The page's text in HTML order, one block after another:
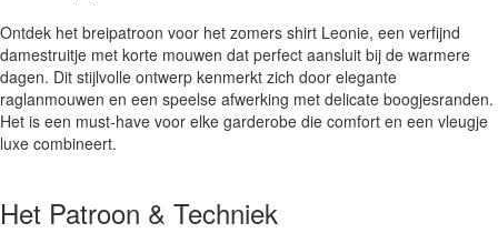
Ontdek het breipatroon voor het zomers shirt Leonie, een verfijnd
damestruitje met korte mouwen dat perfect aansluit bij de warmere
dagen. Dit stijlvolle ontwerp kenmerkt zich door elegante
raglanmouwen en een speelse afwerking met delicate boogjesranden.
Het is een must-have voor elke garderobe die comfort en een vleugje
luxe combineert.
Het Patroon & Techniek